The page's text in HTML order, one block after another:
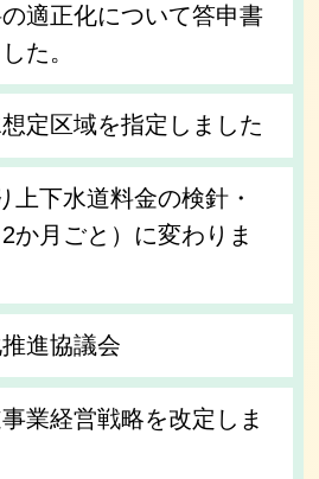
適正化について答申書
た。
定区域を指定しました
上下水道料金の検針・
か月ごと）に変わりま
進協議会
業経営戦略を改定しま